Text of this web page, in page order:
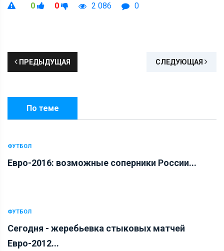
0 0 2 086 0
ПРЕДЫДУЩАЯ СЛЕДУЮЩАЯ
По теме
ФУТБОЛ
Евро-2016: возможные соперники России...
ФУТБОЛ
Сегодня - жеребьевка стыковых матчей
Евро-2012...